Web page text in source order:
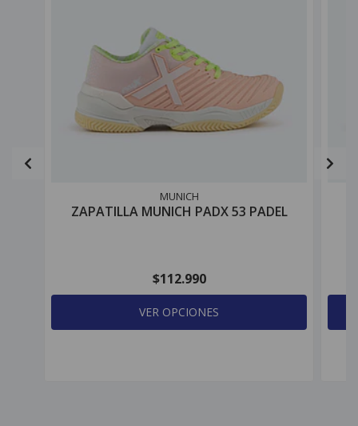
MUNICH
ZAPATILLA MUNICH PADX 53 PADEL
$112.990
VER OPCIONES